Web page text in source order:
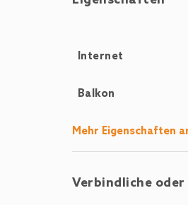
Internet
Balkon
Mehr Eigenschaften
Verbindliche